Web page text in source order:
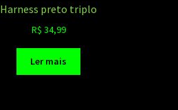
Harness preto triplo
R$ 34,99
Ler mais